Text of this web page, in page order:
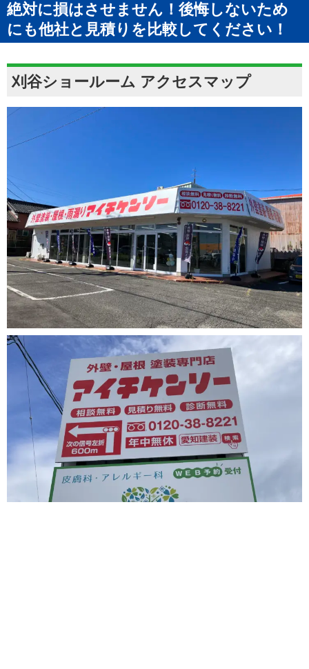
絶対に損はさせません！後悔しないため
にも他社と見積りを比較してください！
刈谷ショールーム アクセスマップ